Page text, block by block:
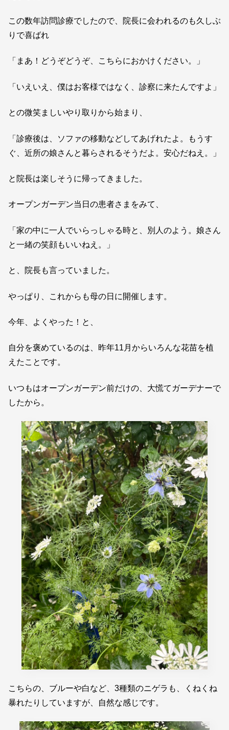
この数年訪問診療でしたので、院長に会われるのも久しぶ
りで喜ばれ
「まあ！どうぞどうぞ、こちらにおかけください。」
「いえいえ、僕はお客様ではなく、診察に来たんですよ」
との微笑ましいやり取りから始まり、
「診療後は、ソファの移動などしてあげれたよ。もうす
ぐ、近所の娘さんと暮らされるそうだよ。安心だねえ。」
と院長は楽しそうに帰ってきました。
オープンガーデン当日の患者さまをみて、
「家の中に一人でいらっしゃる時と、別人のよう。娘さん
と一緒の笑顔もいいねえ。」
と、院長も言っていました。
やっぱり、これからも母の日に開催します。
今年、よくやった！と、
自分を褒めているのは、昨年11月からいろんな花苗を植
えたことです。
いつもはオープンガーデン前だけの、大慌てガーデナーで
したから。
こちらの、ブルーや白など、3種類のニゲラも、くねくね
暴れたりしていますが、自然な感じです。